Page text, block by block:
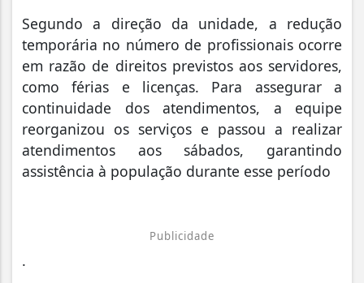
Segundo a direção da unidade, a redução
temporária no número de profissionais ocorre
em razão de direitos previstos aos servidores,
como férias e licenças. Para assegurar a
continuidade dos atendimentos, a equipe
reorganizou os serviços e passou a realizar
atendimentos aos sábados, garantindo
assistência à população durante esse período
Publicidade
.